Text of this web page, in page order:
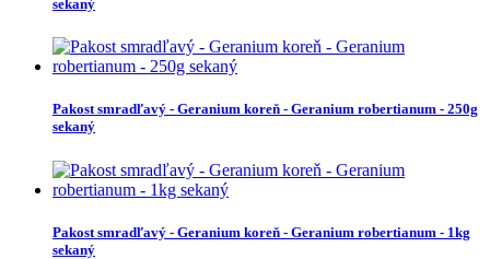
sekaný
Pakost smradľavý - Geranium koreň - Geranium robertianum - 250g
sekaný
Pakost smradľavý - Geranium koreň - Geranium robertianum - 1kg
sekaný